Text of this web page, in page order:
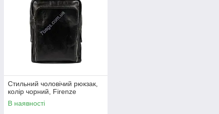
Стильний чоловічий рюкзак,
колір чорний, Firenze
В наявності